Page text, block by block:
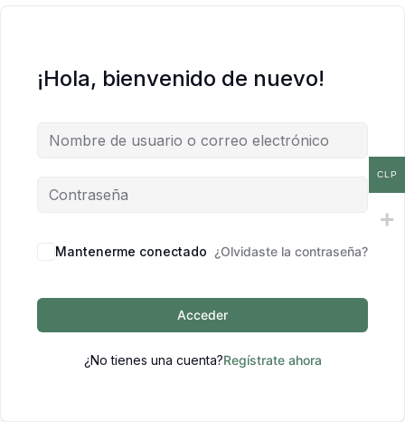
¡Hola, bienvenido de nuevo!
Mantenerme conectado ¿Olvidaste la contraseña?
Acceder
¿No tienes una cuenta?Regístrate ahora
CLP